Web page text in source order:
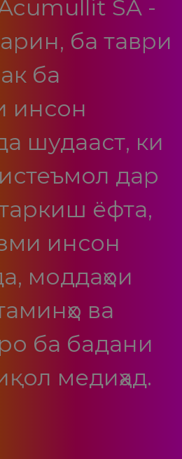
SA -
ба таври
ба
инсон
шудааст, ки
дар
ёфта,
инсон
моддаҳои
ва
ба бадани
медиҳад.